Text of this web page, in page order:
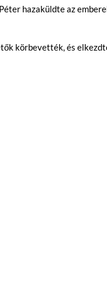
hazaküldte az
körbevették, és